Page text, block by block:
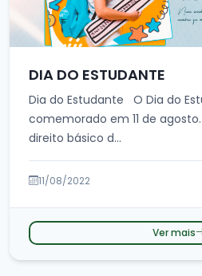
DIA DO ESTUDANTE
Dia do Estudante O Dia do Estudante é
comemorado em 11 de agosto. A data celebra um
direito básico d...
11/08/2022
Ver mais